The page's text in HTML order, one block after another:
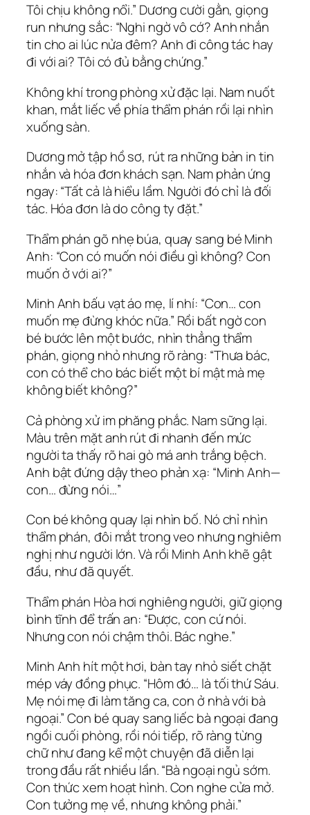
Tôi chịu không nổi.” Dương cười gằn, giọng
run nhưng sắc: “Nghi ngờ vô cớ? Anh nhắn
tin cho ai lúc nửa đêm? Anh đi công tác hay
đi với ai? Tôi có đủ bằng chứng.”
Không khí trong phòng xử đặc lại. Nam nuốt
khan, mắt liếc về phía thẩm phán rồi lại nhìn
xuống sàn.
Dương mở tập hồ sơ, rút ra những bản in tin
nhắn và hóa đơn khách sạn. Nam phản ứng
ngay: “Tất cả là hiểu lầm. Người đó chỉ là đối
tác. Hóa đơn là do công ty đặt.”
Thẩm phán gõ nhẹ búa, quay sang bé Minh
Anh: “Con có muốn nói điều gì không? Con
muốn ở với ai?”
Minh Anh bấu vạt áo mẹ, lí nhí: “Con… con
muốn mẹ đừng khóc nữa.” Rồi bất ngờ con
bé bước lên một bước, nhìn thẳng thẩm
phán, giọng nhỏ nhưng rõ ràng: “Thưa bác,
con có thể cho bác biết một bí mật mà mẹ
không biết không?”
Cả phòng xử im phăng phắc. Nam sững lại.
Màu trên mặt anh rút đi nhanh đến mức
người ta thấy rõ hai gò má anh trắng bệch.
Anh bật đứng dậy theo phản xạ: “Minh Anh—
con… đừng nói…”
Con bé không quay lại nhìn bố. Nó chỉ nhìn
thẩm phán, đôi mắt trong veo nhưng nghiêm
nghị như người lớn. Và rồi Minh Anh khẽ gật
đầu, như đã quyết.
Thẩm phán Hòa hơi nghiêng người, giữ giọng
bình tĩnh để trấn an: “Được, con cứ nói.
Nhưng con nói chậm thôi. Bác nghe.”
Minh Anh hít một hơi, bàn tay nhỏ siết chặt
mép váy đồng phục. “Hôm đó… là tối thứ Sáu.
Mẹ nói mẹ đi làm tăng ca, con ở nhà với bà
ngoại.” Con bé quay sang liếc bà ngoại đang
ngồi cuối phòng, rồi nói tiếp, rõ ràng từng
chữ như đang kể một chuyện đã diễn lại
trong đầu rất nhiều lần. “Bà ngoại ngủ sớm.
Con thức xem hoạt hình. Con nghe cửa mở.
Con tưởng mẹ về, nhưng không phải.”